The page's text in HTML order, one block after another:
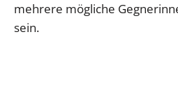
mehrere mögliche
sein.